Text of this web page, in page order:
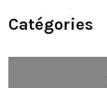
Catégories